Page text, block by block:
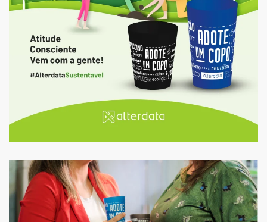
Ampliar